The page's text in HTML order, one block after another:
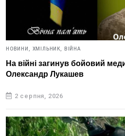
НОВИНИ, ХМІЛЬНИК, ВІЙНА
На війні загинув бойовий
Олександр Лукашев
2 серпня, 2026